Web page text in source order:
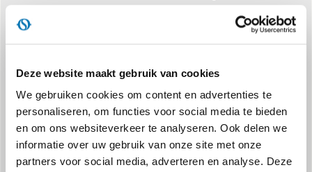
Deze website maakt gebruik van cookies
We gebruiken cookies om content en advertenties te
personaliseren, om functies voor social media te bieden
en om ons websiteverkeer te analyseren. Ook delen we
informatie over uw gebruik van onze site met onze
partners voor social media, adverteren en analyse. Deze
CLOUD
Aansluiting op afstand buitenshuis of waar je ook bent
(3G/4G/5G netwerk).